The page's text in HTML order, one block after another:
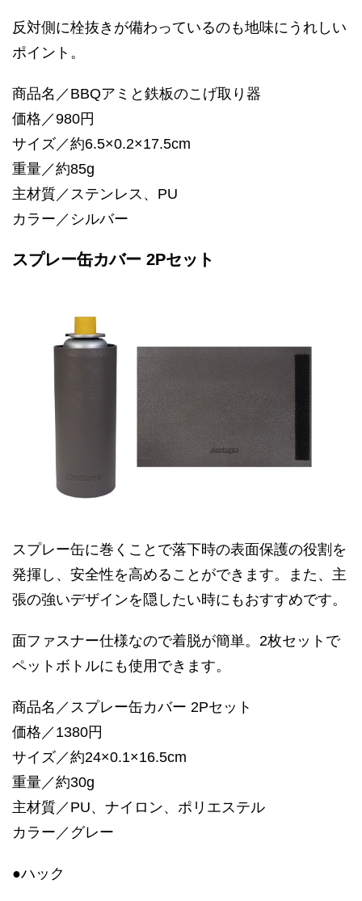
反対側に栓抜きが備わっているのも地味にうれしい
ポイント。
商品名／BBQアミと鉄板のこげ取り器
価格／980円
サイズ／約6.5×0.2×17.5cm
重量／約85g
主材質／ステンレス、PU
カラー／シルバー
スプレー缶カバー 2Pセット
スプレー缶に巻くことで落下時の表面保護の役割を
発揮し、安全性を高めることができます。また、主
張の強いデザインを隠したい時にもおすすめです。
面ファスナー仕様なので着脱が簡単。2枚セットで
ペットボトルにも使用できます。
商品名／スプレー缶カバー 2Pセット
価格／1380円
サイズ／約24×0.1×16.5cm
重量／約30g
主材質／PU、ナイロン、ポリエステル
カラー／グレー
●ハック